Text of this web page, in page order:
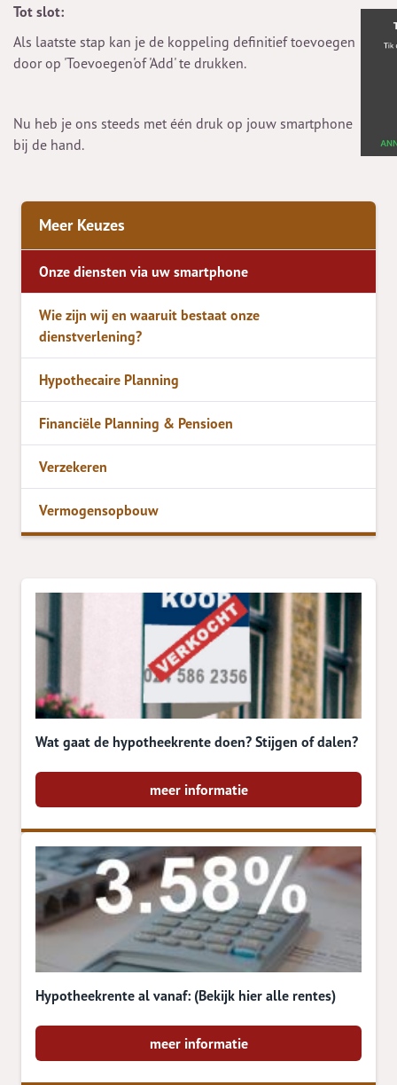
Tot slot:
Als laatste stap kan je de koppeling definitief toevoegen
door op 'Toevoegen'of 'Add' te drukken.
Nu heb je ons steeds met één druk op jouw smartphone
bij de hand.
Meer Keuzes
Onze diensten via uw smartphone
Wie zijn wij en waaruit bestaat onze
dienstverlening?
Hypothecaire Planning
Financiële Planning & Pensioen
Verzekeren
Vermogensopbouw
Wat gaat de hypotheekrente doen? Stijgen of dalen?
meer informatie
Hypotheekrente al vanaf: (Bekijk hier alle rentes)
meer informatie